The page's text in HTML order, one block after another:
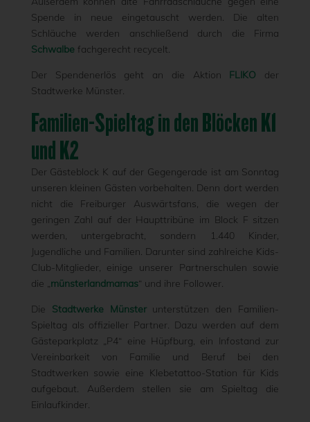
Spende in neue eingetauscht werden. Die alten
Schläuche werden anschließend durch die Firma
Schwalbe fachgerecht recycelt.
Der Spendenerlös geht an die Aktion FLIKO der
Stadtwerke Münster.
Familien-Spieltag in den Blöcken K1
und K2
Der Gästeblock K auf der Gegengerade ist am Sonntag
unseren kleinen Gästen vorbehalten. Denn dort werden
nicht die Freiburger Auswärtsfans, die wegen der
geringen Zahl auf der Haupttribüne im Block F sitzen
werden, untergebracht, sondern 1.440 Kinder,
Jugendliche und Familien. Darunter sind zahlreiche Kids-
Club-Mitglieder, einige unserer Partnerschulen sowie
die „münsterlandmamas“ und ihre Follower.
Die Stadtwerke Münsterunterstützen den Familien-
Spieltag als offizieller Partner. Dazu werden auf dem
Gästeparkplatz „P4“ eine Hüpfburg, ein Infostand zur
Vereinbarkeit von Familie und Beruf bei den
Stadtwerken sowie eine Klebetattoo-Station für Kids
aufgebaut. Außerdem stellen sie am Spieltag die
Einlaufkinder.